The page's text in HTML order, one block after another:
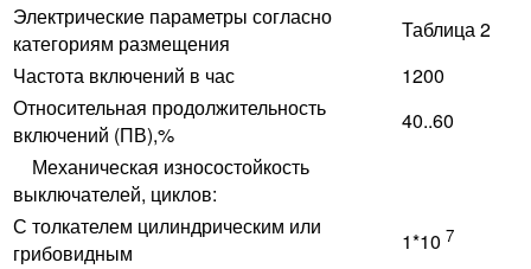
Электрические параметры согласно
категориям размещения
Таблица 2
Частота включений в час
1200
Относительная продолжительность
включений (ПВ),%
40..60
Механическая износостойкость
выключателей, циклов:
С толкателем цилиндрическим или
грибовидным
1*10 7